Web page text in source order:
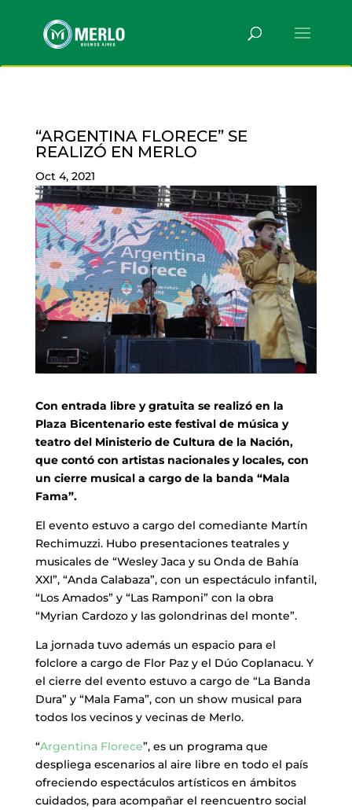
“ARGENTINA FLORECE” SE
REALIZÓ EN MERLO
Oct 4, 2021
Con entrada libre y gratuita se realizó en la
Plaza Bicentenario este festival de música y
teatro del Ministerio de Cultura de la Nación,
que contó con artistas nacionales y locales, con
un cierre musical a cargo de la banda “Mala
Fama”.
El evento estuvo a cargo del comediante Martín
Rechimuzzi. Hubo presentaciones teatrales y
musicales de “Wesley Jaca y su Onda de Bahía
XXI”, “Anda Calabaza”, con un espectáculo infantil,
“Los Amados” y “Las Ramponi” con la obra
“Myrian Cardozo y las golondrinas del monte”.
La jornada tuvo además un espacio para el
folclore a cargo de Flor Paz y el Dúo Coplanacu. Y
el cierre del evento estuvo a cargo de “La Banda
Dura” y “Mala Fama”, con un show musical para
todos los vecinos y vecinas de Merlo.
“Argentina Florece”, es un programa que
despliega escenarios al aire libre en todo el país
ofreciendo espectáculos artísticos en ámbitos
cuidados, para acompañar el reencuentro social